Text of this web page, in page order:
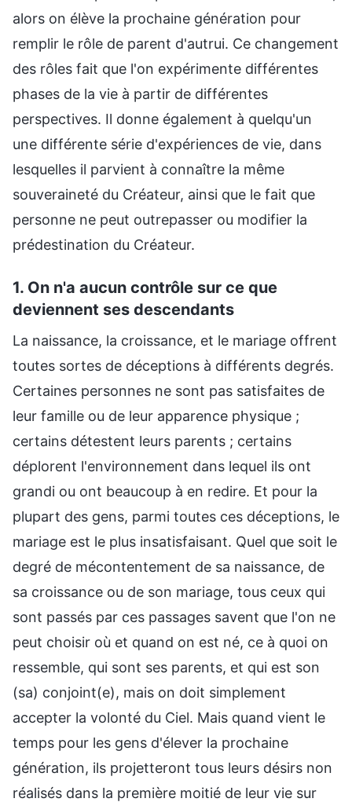
alors on élève la prochaine génération pour
remplir le rôle de parent d'autrui. Ce changement
des rôles fait que l'on expérimente différentes
phases de la vie à partir de différentes
perspectives. Il donne également à quelqu'un
une différente série d'expériences de vie, dans
lesquelles il parvient à connaître la même
souveraineté du Créateur, ainsi que le fait que
personne ne peut outrepasser ou modifier la
prédestination du Créateur.
1. On n'a aucun contrôle sur ce que
deviennent ses descendants
La naissance, la croissance, et le mariage offrent
toutes sortes de déceptions à différents degrés.
Certaines personnes ne sont pas satisfaites de
leur famille ou de leur apparence physique ;
certains détestent leurs parents ; certains
déplorent l'environnement dans lequel ils ont
grandi ou ont beaucoup à en redire. Et pour la
plupart des gens, parmi toutes ces déceptions, le
mariage est le plus insatisfaisant. Quel que soit le
degré de mécontentement de sa naissance, de
sa croissance ou de son mariage, tous ceux qui
sont passés par ces passages savent que l'on ne
peut choisir où et quand on est né, ce à quoi on
ressemble, qui sont ses parents, et qui est son
(sa) conjoint(e), mais on doit simplement
accepter la volonté du Ciel. Mais quand vient le
temps pour les gens d'élever la prochaine
génération, ils projetteront tous leurs désirs non
réalisés dans la première moitié de leur vie sur